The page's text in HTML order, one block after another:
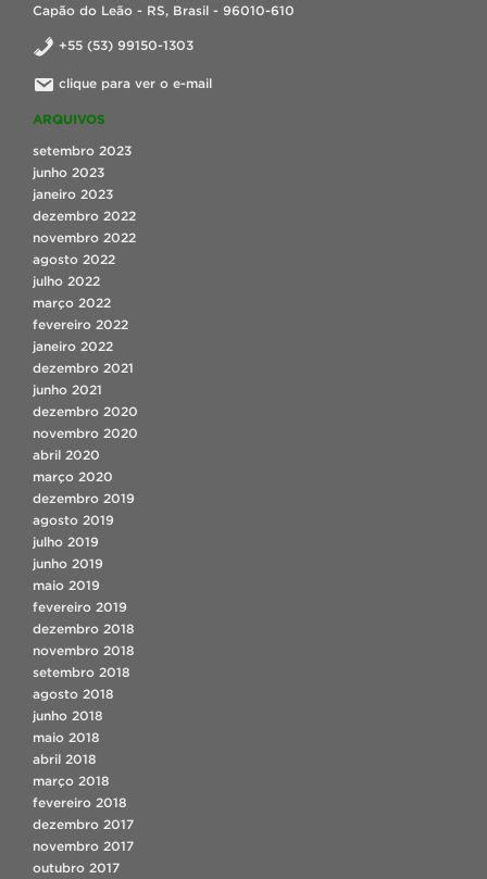
Capão do Leão - RS, Brasil - 96010-610
+55 (53) 99150-1303
clique para ver o e-mail
ARQUIVOS
setembro 2023
junho 2023
janeiro 2023
dezembro 2022
novembro 2022
agosto 2022
julho 2022
março 2022
fevereiro 2022
janeiro 2022
dezembro 2021
junho 2021
dezembro 2020
novembro 2020
abril 2020
março 2020
dezembro 2019
agosto 2019
julho 2019
junho 2019
maio 2019
fevereiro 2019
dezembro 2018
novembro 2018
setembro 2018
agosto 2018
junho 2018
maio 2018
abril 2018
março 2018
fevereiro 2018
dezembro 2017
novembro 2017
outubro 2017